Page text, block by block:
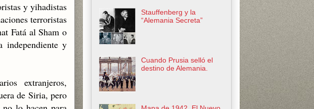
y yihadistas
terroristas
Fatá al Sham o
independiente y
extranjeros,
de Siria, pero
Stauffenberg y la
“Alemania Secreta”
Cuando Prusia selló el
destino de Alemania.